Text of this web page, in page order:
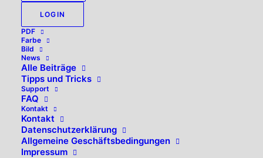
LOGIN
PDF
Farbe
Bild
News
Alle Beiträge
Tipps und Tricks
Support
FAQ
Kontakt
Kontakt
Datenschutzerklärung
Allgemeine Geschäftsbedingungen
Impressum
Hallo, willkommen zurück!